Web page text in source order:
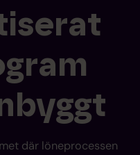
där löneprocessen